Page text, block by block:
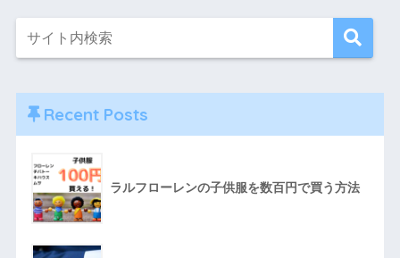
Recent Posts
ラルフローレンの子供服を数百円で買う方法